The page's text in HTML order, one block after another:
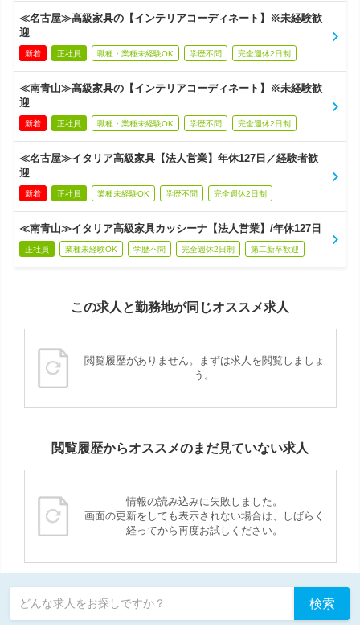
≪名古屋≫高級家具の【インテリアコーディネート】※未経験歓
迎
新着 正社員 職種・業種未経験OK 学歴不問 完全週休2日制
≪南青山≫高級家具の【インテリアコーディネート】※未経験歓
迎
新着 正社員 職種・業種未経験OK 学歴不問 完全週休2日制
≪名古屋≫イタリア高級家具【法人営業】年休127日／経験者歓
迎
新着 正社員 業種未経験OK 学歴不問 完全週休2日制
≪南青山≫イタリア高級家具カッシーナ【法人営業】/年休127日
正社員 業種未経験OK 学歴不問 完全週休2日制 第二新卒歓迎
この求人と勤務地が同じオススメ求人
閲覧履歴がありません。まずは求人を閲覧しましょ
う。
閲覧履歴からオススメのまだ見ていない求人
情報の読み込みに失敗しました。
画面の更新をしても表示されない場合は、しばらく
経ってから再度お試しください。
どんな求人をお探しですか？ 検索